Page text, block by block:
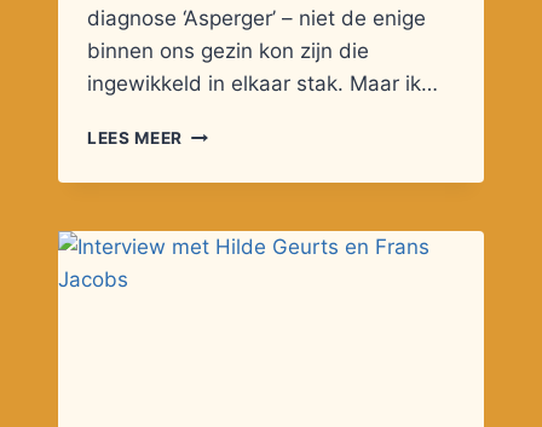
diagnose ‘Asperger’ – niet de enige
binnen ons gezin kon zijn die
ingewikkeld in elkaar stak. Maar ik…
LEES MEER OPGROEIEN
EEN
MET
AUTISME,